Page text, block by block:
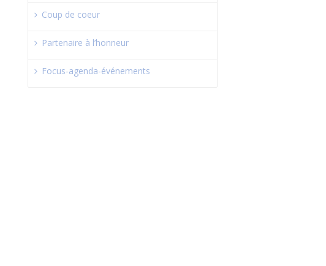
Coup de coeur
Partenaire à l’honneur
Focus-agenda-événements